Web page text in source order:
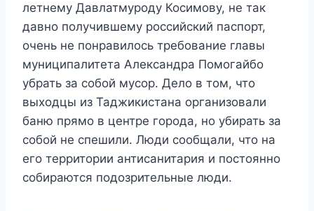
летнему Давлатмуроду Косимову, не так
давно получившему российский паспорт,
очень не понравилось требование главы
муниципалитета Александра Помогайбо
убрать за собой мусор. Дело в том, что
выходцы из Таджикистана организовали
баню прямо в центре города, но убирать за
собой не спешили. Люди сообщали, что на
его территории антисанитария и постоянно
собираются подозрительные люди.